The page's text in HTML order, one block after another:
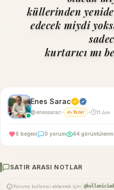
küllerinden
edecek miydi
kurtarıcı mı
Enes Sarac
@enessarac• ✍️ Yazar • 11 Jun
6 beğeni 0 yorum 64
SATIR ARASI NOTLAR
Yoruma kullanıcı eklemek için